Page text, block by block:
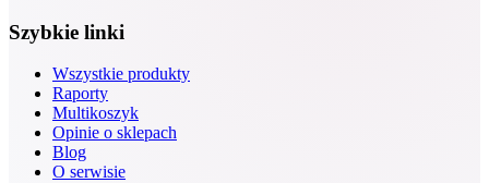
Szybkie linki
Wszystkie produkty
Raporty
Multikoszyk
Opinie o sklepach
Blog
O serwisie